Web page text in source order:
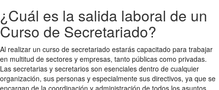
¿Cuál es la salida laboral de un
Curso de Secretariado?
Al realizar un curso de secretariado estarás capacitado para trabajar
en multitud de sectores y empresas, tanto públicas como privadas.
Las secretarias y secretarios son esenciales dentro de cualquier
organización, sus personas y especialmente sus directivos, ya que se
encargan de la coordinación y administración de todos los asuntos